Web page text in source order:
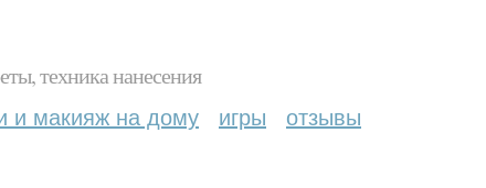
техника нанесения
и макияж на дому игры отзывы